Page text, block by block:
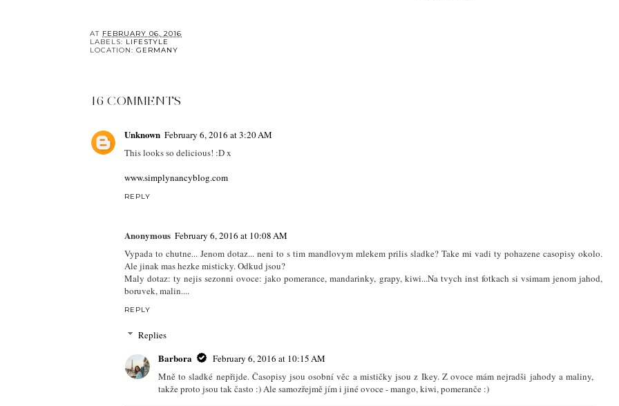
AT FEBRUARY 06, 2016
LABELS: LIFESTYLE
LOCATION: GERMANY
16 COMMENTS
Unknown February 6, 2016 at 3:20 AM
This looks so delicious! :D x
www.simplynancyblog.com
REPLY
Anonymous February 6, 2016 at 10:08 AM
Vypada to chutne... Jenom dotaz... neni to s tim mandlovym mlekem prilis sladke? Take mi vadi ty pohazene casopisy okolo.
Ale jinak mas hezke misticky. Odkud jsou?
Maly dotaz: ty nejis sezonni ovoce: jako pomerance, mandarinky, grapy, kiwi...Na tvych inst fotkach si vsimam jenom jahod,
boruvek, malin....
REPLY
Replies
Barbora
February 6, 2016 at 10:15 AM
Mně to sladké nepřijde. Časopisy jsou osobní věc a mističky jsou z Ikey. Z ovoce mám nejradši jahody a maliny,
takže proto jsou tak často :) Ale samozřejmě jím i jiné ovoce - mango, kiwi, pomeranče :)